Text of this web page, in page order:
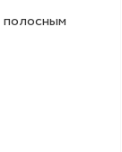
полосным